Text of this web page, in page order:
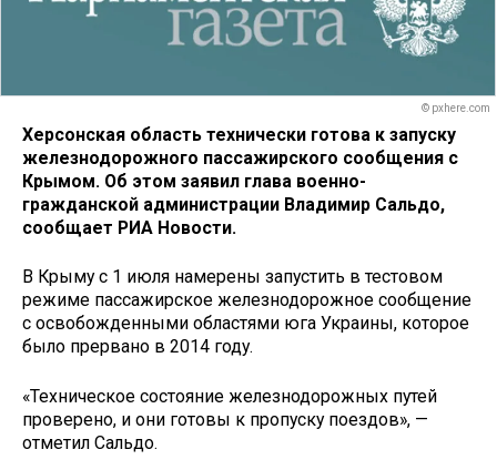
© pxhere.com
Херсонская область технически готова к запуску
железнодорожного пассажирского сообщения с
Крымом. Об этом заявил глава военно-
гражданской администрации Владимир Сальдо,
сообщает РИА Новости.
В Крыму с 1 июля намерены запустить в тестовом
режиме пассажирское железнодорожное сообщение
с освобожденными областями юга Украины, которое
было прервано в 2014 году.
«Техническое состояние железнодорожных путей
проверено, и они готовы к пропуску поездов», —
отметил Сальдо.